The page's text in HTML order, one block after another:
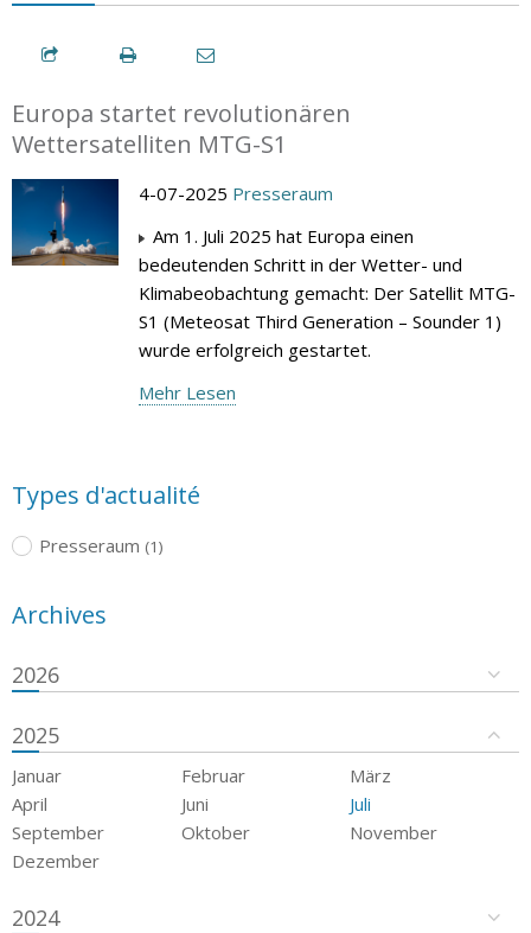
Europa startet revolutionären
Wettersatelliten MTG-S1
4-07-2025 Presseraum
Am 1. Juli 2025 hat Europa einen
bedeutenden Schritt in der Wetter- und
Klimabeobachtung gemacht: Der Satellit MTG-
S1 (Meteosat Third Generation – Sounder 1)
wurde erfolgreich gestartet.
Mehr Lesen
Types d'actualité
Presseraum (1)
Archives
2026
2025
Januar Februar
März
April
Juni
Juli
September
Oktober
November
Dezember
2024